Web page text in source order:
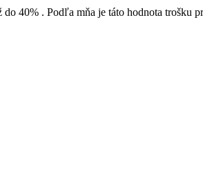
40% . Podľa mňa je táto hodnota trošku